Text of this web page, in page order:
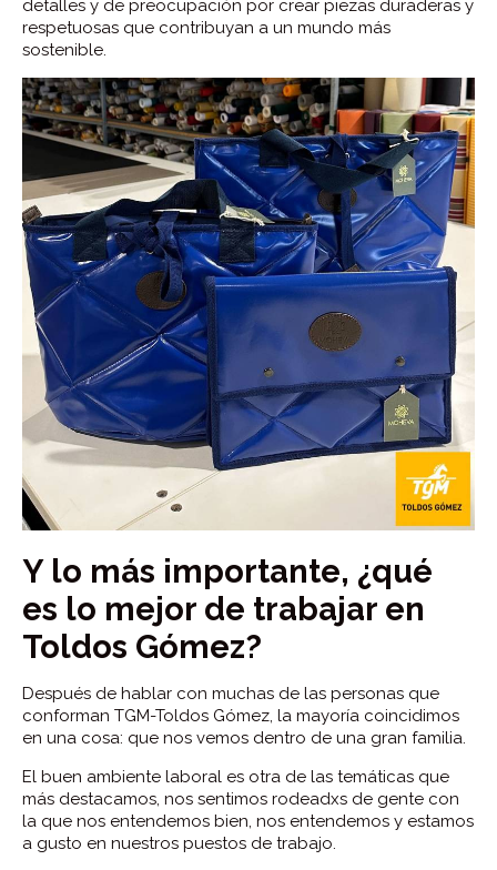
detalles y de preocupación por crear piezas duraderas y
respetuosas que contribuyan a un mundo más
sostenible.
Y lo más importante, ¿qué
es lo mejor de trabajar en
Toldos Gómez?
Después de hablar con muchas de las personas que
conforman TGM-Toldos Gómez, la mayoría coincidimos
en una cosa: que nos vemos dentro de una gran familia.
El buen ambiente laboral es otra de las temáticas que
más destacamos, nos sentimos rodeadxs de gente con
la que nos entendemos bien, nos entendemos y estamos
a gusto en nuestros puestos de trabajo.